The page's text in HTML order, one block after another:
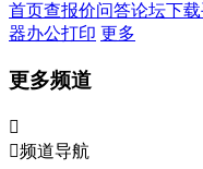
首页查报价问答论坛下载
器办公打印 更多
更多频道

频道导航